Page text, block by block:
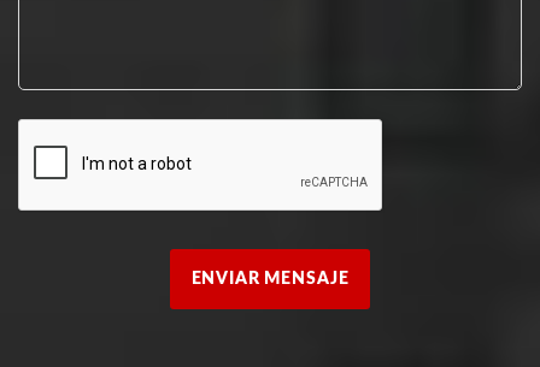
ENVIAR MENSAJE